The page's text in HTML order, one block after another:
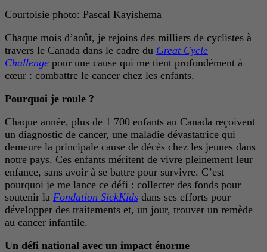
Courtoisie photo: Pascal Kayishema
Chaque mois d’août, je rejoins des milliers de cyclistes à
travers le Canada dans le cadre du Great Cycle
Challenge pour une cause qui me tient profondément à
cœur : combattre le cancer chez les enfants.
Pourquoi je roule ?
Chaque année, plus de 1 700 enfants au Canada reçoivent
un diagnostic de cancer, une maladie dévastatrice qui
demeure la principale cause de décès chez les jeunes dans
notre pays. Ces enfants méritent de vivre pleinement leur
enfance, sans avoir à se battre pour survivre. C’est
pourquoi je me lance ce défi : collecter des fonds pour
soutenir la Fondation SickKids dans ses efforts pour
développer des traitements et, un jour, trouver un remède
au cancer infantile.
Un défi national avec un impact énorme